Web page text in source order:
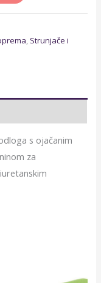
, Strunjače i
s ojačanim
za